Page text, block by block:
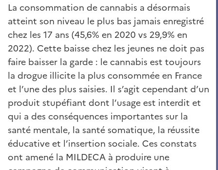
La consommation de cannabis a désormais
atteint son niveau le plus bas jamais enregistré
chez les 17 ans (45,6% en 2020 vs 29,9% en
2022). Cette baisse chez les jeunes ne doit pas
faire baisser la garde : le cannabis est toujours
la drogue illicite la plus consommée en France
et l’une des plus saisies. Il s’agit cependant d’un
produit stupéfiant dont l’usage est interdit et
qui a des conséquences importantes sur la
santé mentale, la santé somatique, la réussite
éducative et l’insertion sociale. Ces constats
ont amené la MILDECA à produire une